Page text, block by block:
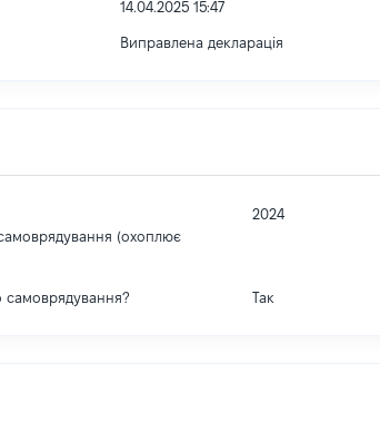
14.04.2025 15:47
Виправлена декларація
(охоплює
2024
самоврядування? Так